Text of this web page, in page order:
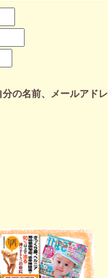
の名前、メールアドレ